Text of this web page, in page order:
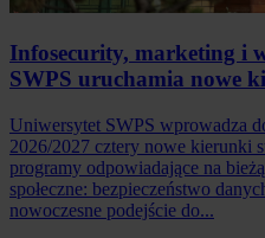
Infosecurity, marketing i
SWPS uruchamia nowe
Uniwersytet SWPS wprowadza
2026/2027 cztery nowe kierunki
programy odpowiadające na
społeczne: bezpieczeństwo
nowoczesne podejście do...